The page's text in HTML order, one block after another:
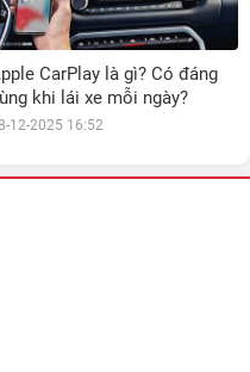
CarPlay là gì? Có đáng
khi lái xe mỗi ngày?
12-2025 16:52